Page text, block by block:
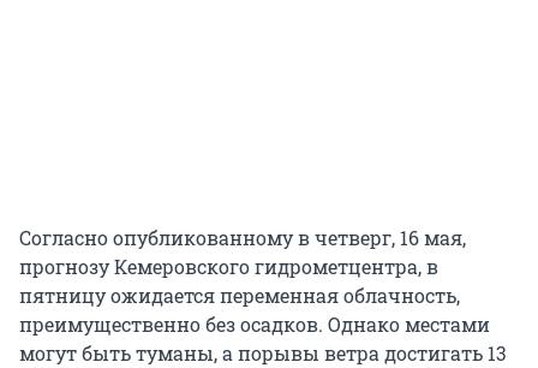
Согласно опубликованному в четверг, 16 мая,
прогнозу Кемеровского гидрометцентра, в
пятницу ожидается переменная облачность,
преимущественно без осадков. Однако местами
могут быть туманы, а порывы ветра достигать 13